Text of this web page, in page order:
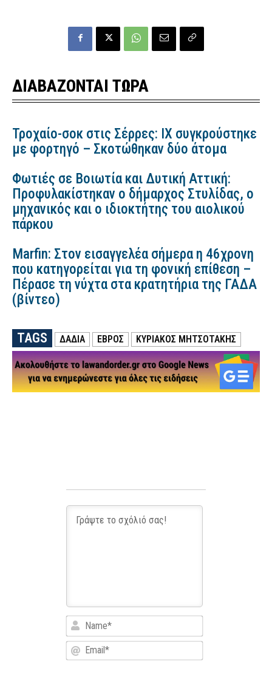
ΔΙΑΒΑΖΟΝΤΑΙ ΤΩΡΑ
Τροχαίο-σοκ στις Σέρρες: ΙΧ συγκρούστηκε
με φορτηγό – Σκοτώθηκαν δύο άτομα
Φωτιές σε Βοιωτία και Δυτική Αττική:
Προφυλακίστηκαν ο δήμαρχος Στυλίδας, ο
μηχανικός και ο ιδιοκτήτης του αιολικού
πάρκου
Marfin: Στον εισαγγελέα σήμερα η 46χρονη
που κατηγορείται για τη φονική επίθεση –
Πέρασε τη νύχτα στα κρατητήρια της ΓΑΔΑ
(βίντεο)
TAGS ΔΑΔΙΆ ΕΒΡΟΣ ΚΥΡΙΑΚΟΣ ΜΗΤΣΟΤΑΚΗΣ
Name*
Email*